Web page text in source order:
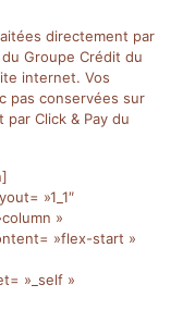
directement par
Groupe Crédit du
internet. Vos
pas conservées sur
Click & Pay du
»1_1″
»
»flex-start »
»_self »